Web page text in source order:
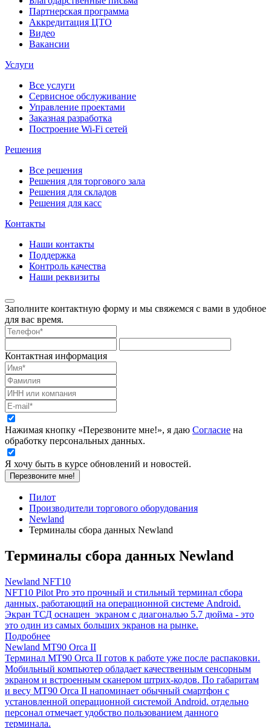
Партнерская программа
Аккредитация ЦТО
Видео
Вакансии
Услуги
Все услуги
Сервисное обслуживание
Управление проектами
Заказная разработка
Построение Wi-Fi сетей
Решения
Все решения
Решения для торгового зала
Решения для складов
Решения для касс
Контакты
Наши контакты
Поддержка
Контроль качества
Наши реквизиты
Заполните контактную форму и мы свяжемся с вами в удобное
для вас время.
Контактная информация
Нажимая кнопку «Перезвоните мне!», я даю Согласие на
обработку персональных данных.
Я хочу быть в курсе обновлений и новостей.
Перезвоните мне!
Пилот
Производители торгового оборудования
Newland
Терминалы сбора данных Newland
Терминалы сбора данных Newland
Newland NFT10
NFT10 Pilot Pro это прочный и стильный терминал сбора
данных, работающий на операционной системе Android.
Экран ТСД оснащен экраном с диагональю 5.7 дюйма - это
это один из самых больших экранов на рынке.
Подробнее
Newland MT90 Orca II
Терминал MT90 Orca II готов к работе уже после распаковки.
Мобильный компьютер обладает качественным сенсорным
экраном и встроенным сканером штрих-кодов. По габаритам
и весу MT90 Orca II напоминает обычный смартфон с
установленной операционной системой Android. отдельно
персонал отмечает удобство пользованием данного
терминала.